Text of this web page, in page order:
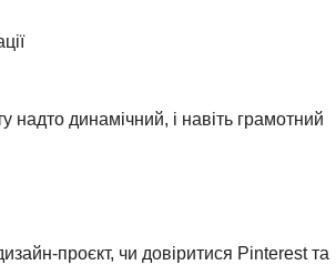
надто динамічний, і навіть грамотний
проєкт, чи довіритися Pinterest та